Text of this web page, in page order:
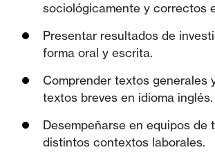
sociológicamente y correctos
Presentar resultados de
forma oral y escrita.
Comprender textos generales
textos breves en idioma inglés.
Desempeñarse en equipos de
distintos contextos laborales.